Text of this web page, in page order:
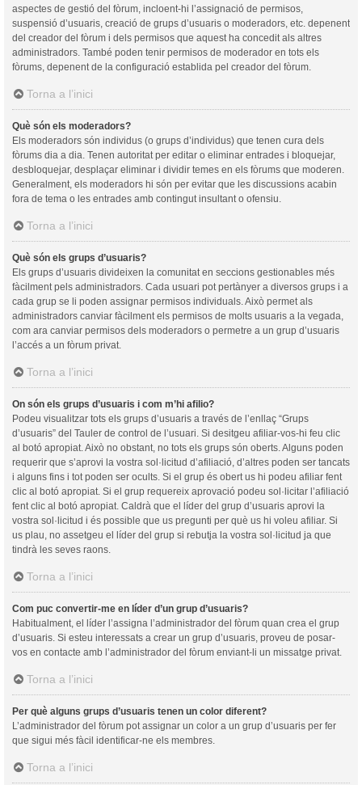
aspectes de gestió del fòrum, incloent-hi l’assignació de permisos,
suspensió d’usuaris, creació de grups d’usuaris o moderadors, etc. depenent
del creador del fòrum i dels permisos que aquest ha concedit als altres
administradors. També poden tenir permisos de moderador en tots els
fòrums, depenent de la configuració establida pel creador del fòrum.
Torna a l’inici
Què són els moderadors?
Els moderadors són individus (o grups d’individus) que tenen cura dels
fòrums dia a dia. Tenen autoritat per editar o eliminar entrades i bloquejar,
desbloquejar, desplaçar eliminar i dividir temes en els fòrums que moderen.
Generalment, els moderadors hi són per evitar que les discussions acabin
fora de tema o les entrades amb contingut insultant o ofensiu.
Torna a l’inici
Què són els grups d’usuaris?
Els grups d’usuaris divideixen la comunitat en seccions gestionables més
fàcilment pels administradors. Cada usuari pot pertànyer a diversos grups i a
cada grup se li poden assignar permisos individuals. Això permet als
administradors canviar fàcilment els permisos de molts usuaris a la vegada,
com ara canviar permisos dels moderadors o permetre a un grup d’usuaris
l’accés a un fòrum privat.
Torna a l’inici
On són els grups d’usuaris i com m’hi afilio?
Podeu visualitzar tots els grups d’usuaris a través de l’enllaç “Grups
d’usuaris” del Tauler de control de l’usuari. Si desitgeu afiliar-vos-hi feu clic
al botó apropiat. Això no obstant, no tots els grups són oberts. Alguns poden
requerir que s’aprovi la vostra sol·licitud d’afiliació, d’altres poden ser tancats
i alguns fins i tot poden ser ocults. Si el grup és obert us hi podeu afiliar fent
clic al botó apropiat. Si el grup requereix aprovació podeu sol·licitar l’afiliació
fent clic al botó apropiat. Caldrà que el líder del grup d’usuaris aprovi la
vostra sol·licitud i és possible que us pregunti per què us hi voleu afiliar. Si
us plau, no assetgeu el líder del grup si rebutja la vostra sol·licitud ja que
tindrà les seves raons.
Torna a l’inici
Com puc convertir-me en líder d’un grup d’usuaris?
Habitualment, el líder l’assigna l’administrador del fòrum quan crea el grup
d’usuaris. Si esteu interessats a crear un grup d’usuaris, proveu de posar-
vos en contacte amb l’administrador del fòrum enviant-li un missatge privat.
Torna a l’inici
Per què alguns grups d’usuaris tenen un color diferent?
L’administrador del fòrum pot assignar un color a un grup d’usuaris per fer
que sigui més fàcil identificar-ne els membres.
Torna a l’inici